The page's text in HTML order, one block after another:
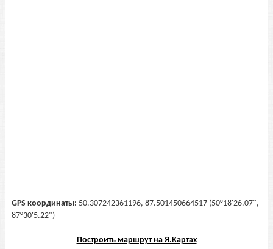
GPS координаты: 50.307242361196, 87.501450664517 (50°18'26.07",
87°30'5.22")
Построить маршрут на Я.Картах